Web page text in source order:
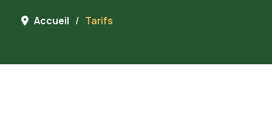
Accueil Tarifs